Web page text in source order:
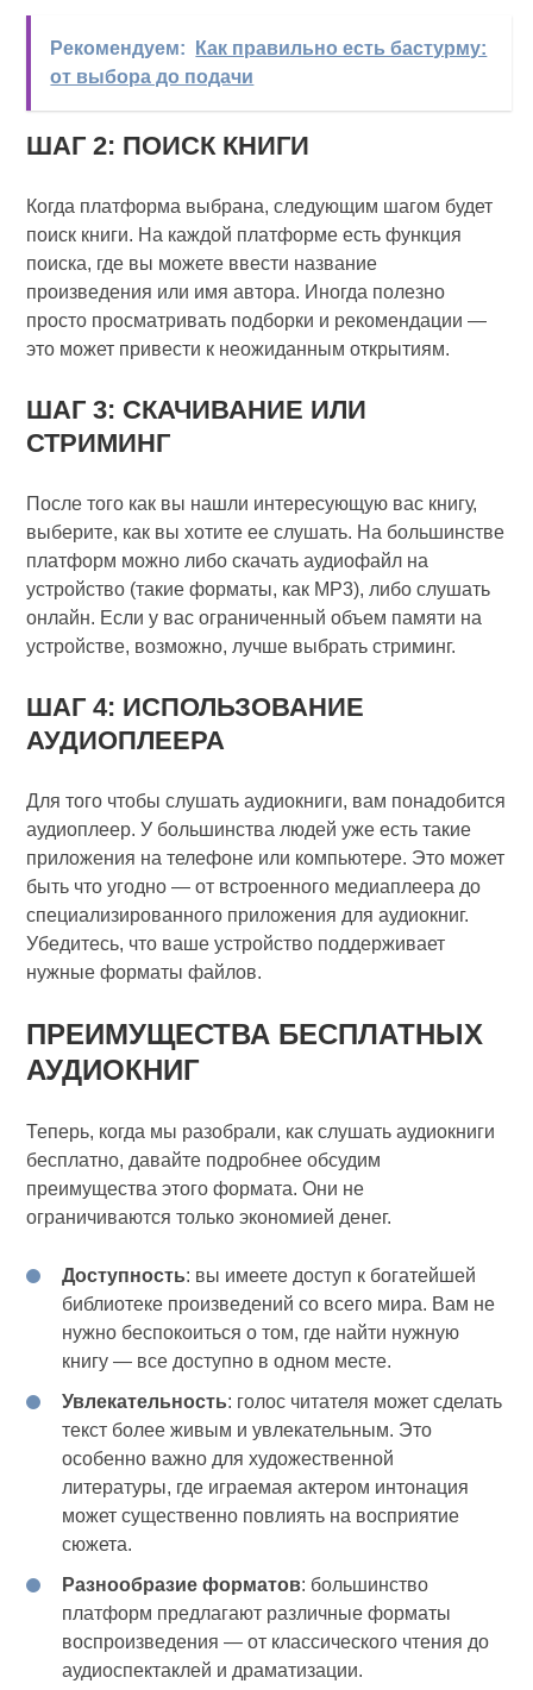
Рекомендуем:
Как правильно есть бастурму:
от выбора до подачи
ШАГ 2: ПОИСК КНИГИ
Когда платформа выбрана, следующим шагом будет
поиск книги. На каждой платформе есть функция
поиска, где вы можете ввести название
произведения или имя автора. Иногда полезно
просто просматривать подборки и рекомендации —
это может привести к неожиданным открытиям.
ШАГ 3: СКАЧИВАНИЕ ИЛИ
СТРИМИНГ
После того как вы нашли интересующую вас книгу,
выберите, как вы хотите ее слушать. На большинстве
платформ можно либо скачать аудиофайл на
устройство (такие форматы, как MP3), либо слушать
онлайн. Если у вас ограниченный объем памяти на
устройстве, возможно, лучше выбрать стриминг.
ШАГ 4: ИСПОЛЬЗОВАНИЕ
АУДИОПЛЕЕРА
Для того чтобы слушать аудиокниги, вам понадобится
аудиоплеер. У большинства людей уже есть такие
приложения на телефоне или компьютере. Это может
быть что угодно — от встроенного медиаплеера до
специализированного приложения для аудиокниг.
Убедитесь, что ваше устройство поддерживает
нужные форматы файлов.
ПРЕИМУЩЕСТВА БЕСПЛАТНЫХ
АУДИОКНИГ
Теперь, когда мы разобрали, как слушать аудиокниги
бесплатно, давайте подробнее обсудим
преимущества этого формата. Они не
ограничиваются только экономией денег.
Доступность: вы имеете доступ к богатейшей
библиотеке произведений со всего мира. Вам не
нужно беспокоиться о том, где найти нужную
книгу — все доступно в одном месте.
Увлекательность: голос читателя может сделать
текст более живым и увлекательным. Это
особенно важно для художественной
литературы, где играемая актером интонация
может существенно повлиять на восприятие
сюжета.
Разнообразие форматов: большинство
платформ предлагают различные форматы
воспроизведения — от классического чтения до
аудиоспектаклей и драматизации.